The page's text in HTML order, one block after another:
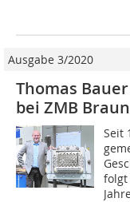
Ausgabe 3/2020
Thomas
bei ZMB Braun
Seit
folgt